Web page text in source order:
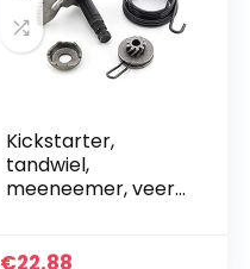
Kickstarter,
tandwiel,
meeneemer, veer-
China 2T motoren